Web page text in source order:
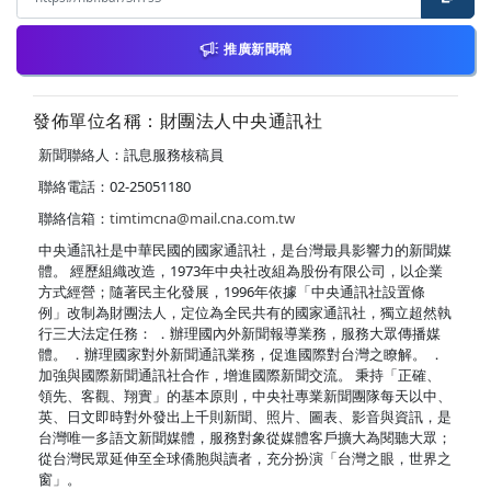
推廣新聞稿
發佈單位名稱：財團法人中央通訊社
新聞聯絡人：訊息服務核稿員
聯絡電話：02-25051180
聯絡信箱： timtimcna@mail.cna.com.tw
中央通訊社是中華民國的國家通訊社，是台灣最具影響力的新聞媒
體。 經歷組織改造，1973年中央社改組為股份有限公司，以企業
方式經營；隨著民主化發展，1996年依據「中央通訊社設置條
例」改制為財團法人，定位為全民共有的國家通訊社，獨立超然執
行三大法定任務： ．辦理國內外新聞報導業務，服務大眾傳播媒
體。 ．辦理國家對外新聞通訊業務，促進國際對台灣之瞭解。 ．
加強與國際新聞通訊社合作，增進國際新聞交流。 秉持「正確、
領先、客觀、翔實」的基本原則，中央社專業新聞團隊每天以中、
英、日文即時對外發出上千則新聞、照片、圖表、影音與資訊，是
台灣唯一多語文新聞媒體，服務對象從媒體客戶擴大為閱聽大眾；
從台灣民眾延伸至全球僑胞與讀者，充分扮演「台灣之眼，世界之
窗」。